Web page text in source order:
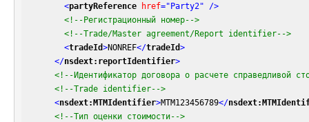
<partyReference href="Party2" />
<!--Регистрационный номер-->
<!--Trade/Master agreement/Report identifier-->
<tradeId>NONREF</tradeId>
</nsdext:reportIdentifier>
<!--Идентификатор договора о расчете справедливой
<!--Trade identifier-->
<nsdext:MTMIdentifier>MTM123456789</
<!--Тип оценки стоимости-->